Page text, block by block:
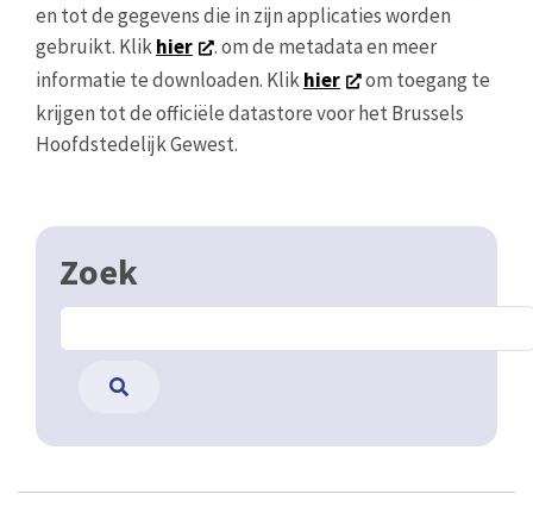
en tot de gegevens die in zijn applicaties worden
gebruikt. Klikhier
. om de metadata en meer
informatie te downloaden. Klikhier
om toegang te
krijgen tot de officiële datastore voor het Brussels
Hoofdstedelijk Gewest.
Zoek